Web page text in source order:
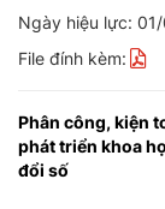
Ngày hiệu lực:
File đính kèm:
Phân công, kiện
phát triển khoa
đổi số